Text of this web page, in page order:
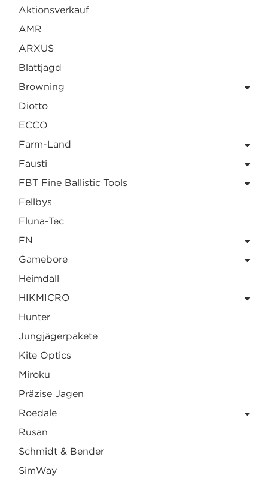
Aktionsverkauf
AMR
ARXUS
Blattjagd
Browning
Diotto
ECCO
Farm-Land
Fausti
FBT Fine Ballistic Tools
Fellbys
Fluna-Tec
FN
Gamebore
Heimdall
HIKMICRO
Hunter
Jungjägerpakete
Kite Optics
Miroku
Präzise Jagen
Roedale
Rusan
Schmidt & Bender
SimWay